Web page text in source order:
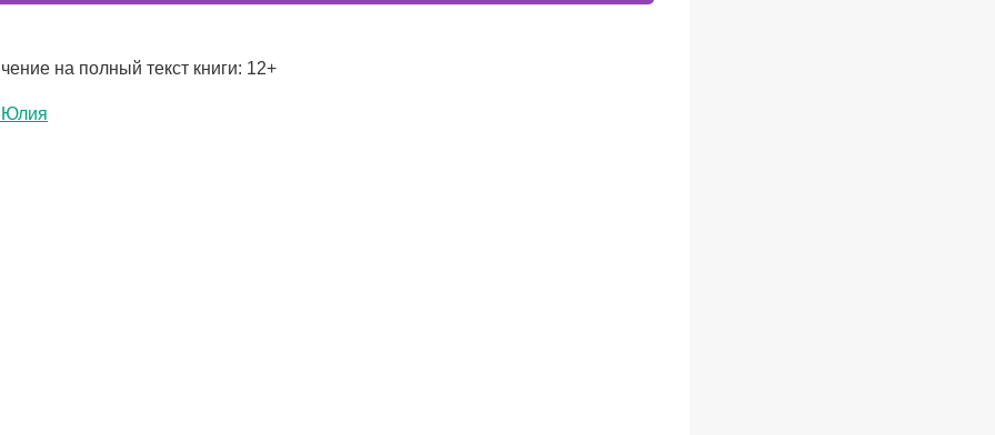
на полный текст книги: 12+
Юлия